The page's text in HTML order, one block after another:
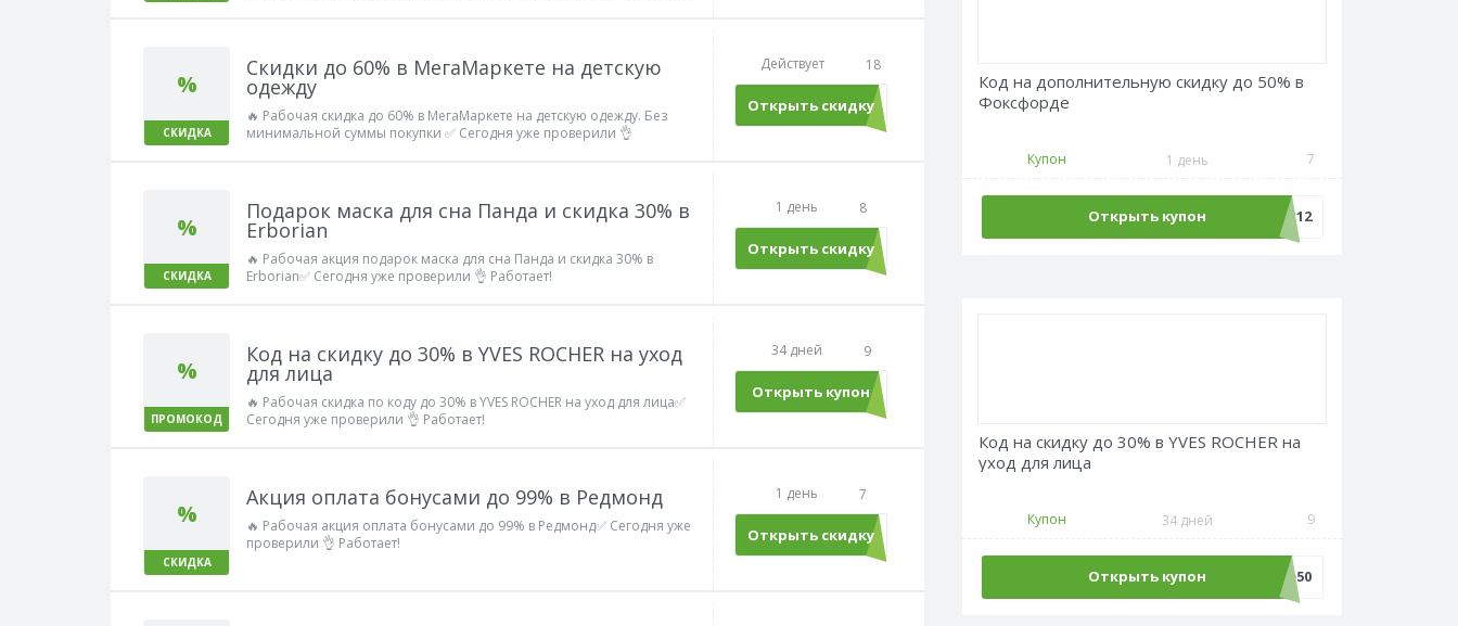
%
СКИДКА
Скидки до 60% в МегаМаркете на детскую
одежду
🔥 Рабочая скидка до 60% в МегаМаркете на детскую одежду. Без
минимальной суммы покупки ✅ Сегодня уже проверили 👌
Действует 18
Открыть скидку
%
СКИДКА
Подарок маска для сна Панда и скидка 30% в
Erborian
🔥 Рабочая акция подарок маска для сна Панда и скидка 30% в
Erborian✅ Сегодня уже проверили 👌 Работает!
1 день 8
Открыть скидку
%
ПРОМОКОД
Код на скидку до 30% в YVES ROCHER на уход
для лица
🔥 Рабочая скидка по коду до 30% в YVES ROCHER на уход для лица✅
Сегодня уже проверили 👌 Работает!
34 дней 9
Открыть купон
Sale50
%
СКИДКА
Акция оплата бонусами до 99% в Редмонд
🔥 Рабочая акция оплата бонусами до 99% в Редмонд✅ Сегодня уже
проверили 👌 Работает!
1 день 7
Открыть скидку
Код на дополнительную скидку до 50% в
Фоксфорде
Купон 1 день 7
Открыть купон REPETITOR12
Код на скидку до 30% в YVES ROCHER на
уход для лица
Купон 34 дней 9
Открыть купон Sale50